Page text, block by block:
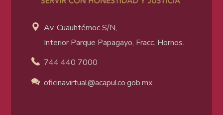
Av. Cuauhtémoc S/N,
Interior Parque Papagayo, Fracc. Hornos.
744 440 7000
oficinavirtual@acapulco.gob.mx